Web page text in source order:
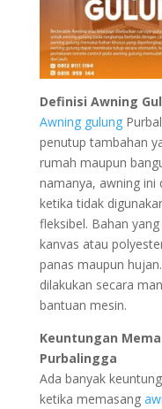
Definisi Awning
Awning gulung
penutup tambahan
rumah maupun
namanya, awning ini
ketika tidak
fleksibel. Bahan
kanvas atau
panas maupun
dilakukan secara
bantuan mesin.
Keuntungan
Purbalingga
Ada banyak
ketika memasang